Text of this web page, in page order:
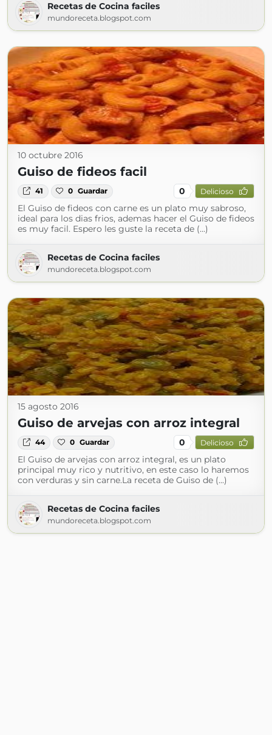
Recetas de Cocina faciles
mundoreceta.blogspot.com
10 octubre 2016
Guiso de fideos facil
41 0 Guardar 0 Delicioso
El Guiso de fideos con carne es un plato muy sabroso,
ideal para los dias frios, ademas hacer el Guiso de fideos
es muy facil. Espero les guste la receta de (...)
Recetas de Cocina faciles
mundoreceta.blogspot.com
15 agosto 2016
Guiso de arvejas con arroz integral
44 0 Guardar 0 Delicioso
El Guiso de arvejas con arroz integral, es un plato
principal muy rico y nutritivo, en este caso lo haremos
con verduras y sin carne.La receta de Guiso de (...)
Recetas de Cocina faciles
mundoreceta.blogspot.com